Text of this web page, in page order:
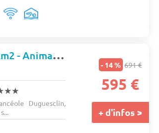
Appartement - TV - 6 pers. - 52m2 - Animaux admis
Duguesclin,
- 14 % 691 €
595 €
+ d'infos >